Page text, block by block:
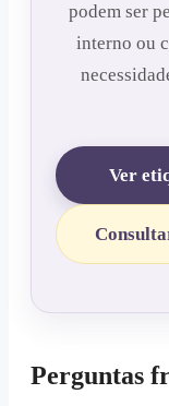
podem ser
interno ou
Ver
Perguntas